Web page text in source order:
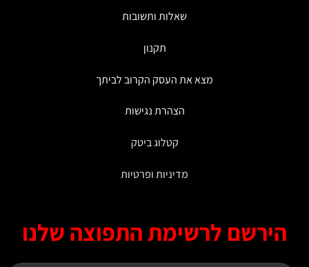
שאלות ותשובות
מצא את העסק הקרוב לביתך
הצהרת נגישות
קטלוג ביטק
מדיניות ופרטיות
לרשימת התפוצה שלנו